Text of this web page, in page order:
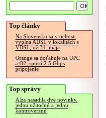
Top články
Na Slovensku sa v tichosti
vypína ADSL v lokalitách s
VDSL, už 31. mája
Orange sa doťahuje na UPC
a O2, spustí 2.5 Gbps
pripojenie
Top správy
Alza nasadila dve novinky,
jednu užitočnú a jednu
kontroverznú